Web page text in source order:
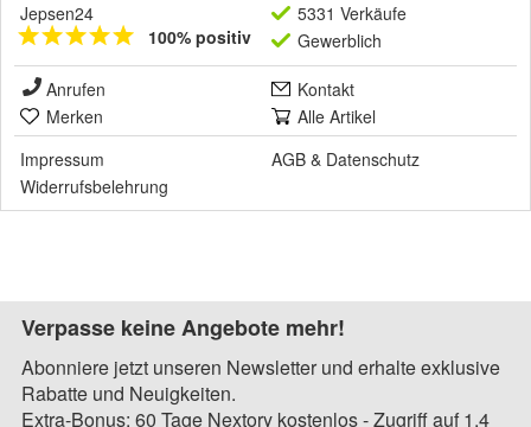
Jepsen24
100% positiv
5331 Verkäufe
Gewerblich
Anrufen
Kontakt
Merken
Alle Artikel
Impressum
AGB & Datenschutz
Widerrufsbelehrung
Verpasse keine Angebote mehr!
Abonniere jetzt unseren Newsletter und erhalte exklusive
Rabatte und Neuigkeiten.
Extra-Bonus: 60 Tage Nextory kostenlos - Zugriff auf 1,4